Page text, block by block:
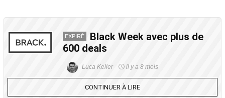
EXPIRÉ
Black Week avec plus de
600 deals
Luca Keller il y a 8 mois
CONTINUER À LIRE